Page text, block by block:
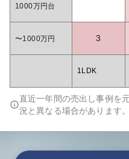
1000万円台
〜1000万円 3
1LDK
直近一年間の売出し事例を
況と異なる場合があります。